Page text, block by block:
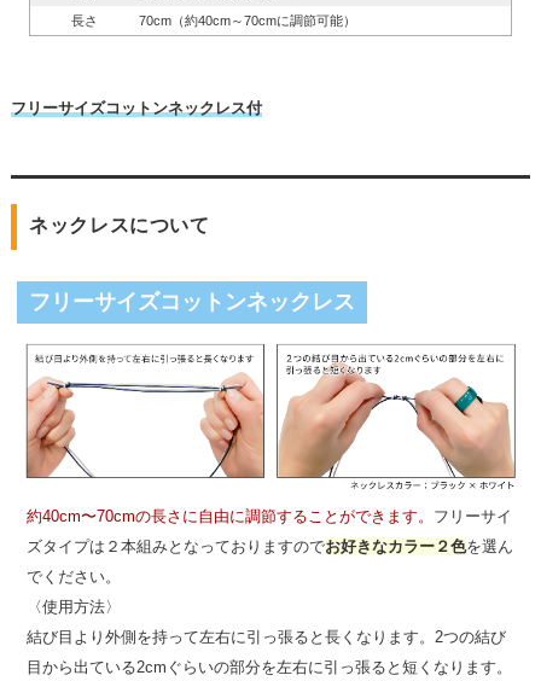
長さ
70cm（約40cm～70cmに調節可能）
フリーサイズコットンネックレス付
ネックレスについて
フリーサイズコットンネックレス
約40cm〜70cmの長さに自由に調節することができます。 フリーサイ
ズタイプは２本組みとなっておりますのでお好きなカラー２色を選ん
でください。
〈使用方法〉
結び目より外側を持って左右に引っ張ると長くなります。2つの結び
目から出ている2cmぐらいの部分を左右に引っ張ると短くなります。